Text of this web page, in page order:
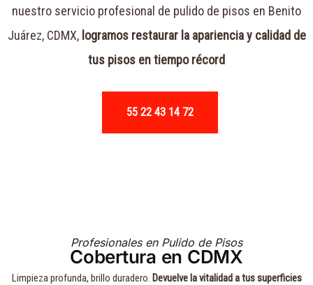
nuestro servicio profesional de pulido de pisos en Benito
Juárez, CDMX, logramos restaurar la apariencia y calidad de
tus pisos en tiempo récord
55 22 43 14 72
Profesionales en Pulido de Pisos
Cobertura en CDMX
Limpieza profunda, brillo duradero. Devuelve la vitalidad a tus superficies